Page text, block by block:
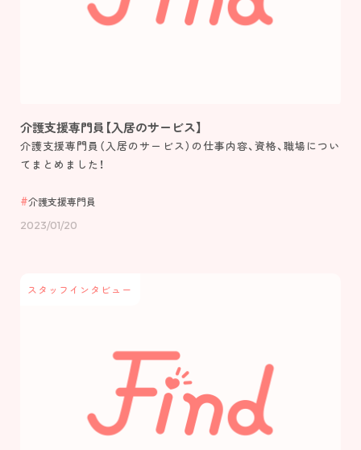
介護支援専門員【入居のサービス】
介護支援専門員（入居のサービス）の仕事内容、資格、職場につい
てまとめました！
介護支援専門員
2023/01/20
スタッフインタビュー